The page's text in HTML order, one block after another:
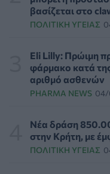
Γιαννάκος:
Ζακύνθου -
Έκτακτα μέτρα και
της ευλογιάς των
ΕΠΙΚΑΙΡΌΤΗΤΑ 06/08/
Τα τρία SOS στη
επιπλέον χρόνια
ΥΓΕΊΑ 06/08/2026 -
βασίζεται στο
ΠΟΛΙΤΙΚΉ ΥΓΕΊΑΣ
Eli Lilly: Πρώιμη
φάρμακο κατά
αριθμό ασθενών
PHARMA NEWS 04/
Νέα δράση
στην Κρήτη, με
ΠΟΛΙΤΙΚΉ ΥΓΕΊΑΣ